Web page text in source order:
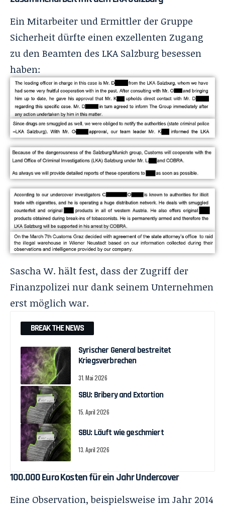
Ein Mitarbeiter und Ermittler der Gruppe
Sicherheit dürfte einen exzellenten Zugang
zu den Beamten des LKA Salzburg besessen
haben:
Sascha W. hält fest, dass der Zugriff der
Finanzpolizei nur dank seinem Unternehmen
erst möglich war.
BREAK THE NEWS
Syrischer General bestreitet
Kriegsverbrechen
31. Mai 2026
SBU: Bribery and Extortion
15. April 2026
SBU: Läuft wie geschmiert
13. April 2026
100.000 Euro Kosten für ein Jahr Undercover
Eine Observation, beispielsweise im Jahr 2014